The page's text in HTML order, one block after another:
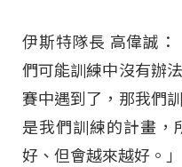
伊斯特隊長 高偉誠
們可能訓練中沒有辦
賽中遇到了，那我們
是我們訓練的計畫，
好、但會越來越好。」